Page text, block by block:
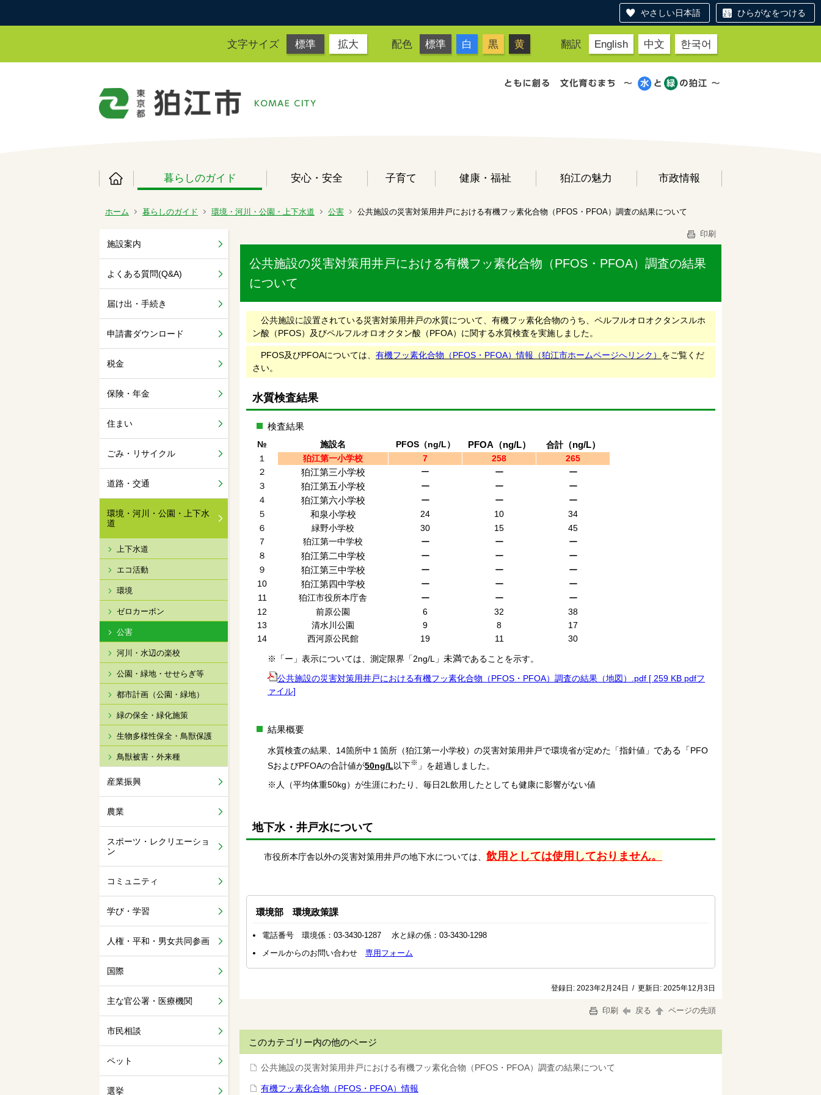
やさしい日本語 ひらがなをつける
文字サイズ 標準 拡大 配色 標準 白 黒 黄 翻訳 English 中文 한국어
暮らしのガイド 安心・安全 子育て 健康・福祉 狛江の魅力 市政情報
ホーム 暮らしのガイド 環境・河川・公園・上下水道 公害 公共施設の災害対策用井戸における有機フッ素化合物（PFOS・PFOA）調査の結果について
施設案内
よくある質問(Q&A)
届け出・手続き
申請書ダウンロード
税金
保険・年金
住まい
ごみ・リサイクル
道路・交通
環境・河川・公園・上下水
道
上下水道
エコ活動
環境
ゼロカーボン
公害
河川・水辺の楽校
公園・緑地・せせらぎ等
都市計画（公園・緑地）
緑の保全・緑化施策
生物多様性保全・鳥獣保護
鳥獣被害・外来種
産業振興
農業
スポーツ・レクリエーショ
ン
コミュニティ
学び・学習
人権・平和・男女共同参画
国際
主な官公署・医療機関
市民相談
ペット
選挙
印刷
公共施設の災害対策用井戸における有機フッ素化合物（PFOS・PFOA）調査の結果
について
公共施設に設置されている災害対策用井戸の水質について、有機フッ素化合物のうち、ペルフルオロオクタンスルホ
ン酸（PFOS）及びペルフルオロオクタン酸（PFOA）に関する水質検査を実施しました。
PFOS及びPFOAについては、 有機フッ素化合物（PFOS・PFOA）情報（狛江市ホームページへリンク） をご覧くだ
さい。
水質検査結果
検査結果
№ 施設名 PFOS（ng/L） PFOA（ng/L） 合計（ng/L）
１ 狛江第一小学校 7 258
265
２
狛江第三小学校 ー ー ー
３ 狛江第五小学校 ー ー ー
４ 狛江第六小学校 ー ー ー
５ 和泉小学校 24 10
34
６
緑野小学校 30 15
45
７
狛江第一中学校 ー ー ー
８ 狛江第二中学校 ー ー ー
９ 狛江第三中学校 ー ー ー
10 狛江第四中学校 ー ー ー
11 狛江市役所本庁舎 ー ー ー
12 前原公園 6 32
38
13
清水川公園 9 8
17
14
西河原公民館 19 11 30
※「ー」表示については、測定限界「2ng/L」 未満であることを示す。
公共施設の災害対策用井戸における有機フッ素化合物（PFOS・PFOA）調査の結果（地図）.pdf [ 259 KB pdfフ
ァイル]
結果概要
水質検査の結果、14箇所中１箇所（狛江第一小学校）の災害対策用井戸で環境省が定めた「指針値」 である「PFO
SおよびPFOAの合計値が50ng/L以下※ 」を超過しました。
※人（平均体重50kg）が生涯にわたり、毎日2L飲用したとしても健康に影響がない値
地下水・井戸水について
市役所本庁舎以外の災害対策用井戸の地下水については、 飲用としては使用しておりません。
環境部 環境政策課
電話番号 環境係：03-3430-1287 水と緑の係：03-3430-1298
メールからのお問い合わせ 専用フォーム
登録日: 2023年2月24日 / 更新日: 2025年12月3日
印刷 戻る ページの先頭
このカテゴリー内の他のページ
公共施設の災害対策用井戸における有機フッ素化合物（PFOS・PFOA）調査の結果について
有機フッ素化合物（PFOS・PFOA）情報